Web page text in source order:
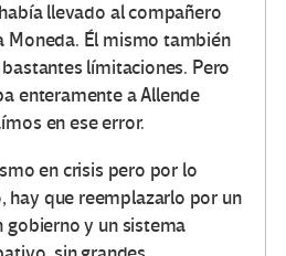
llevado al compañero
Moneda. Él mismo también
límitaciones. Pero
enteramente a Allende
en ese error.
en crisis pero por lo
hay que reemplazarlo por un
gobierno y un sistema